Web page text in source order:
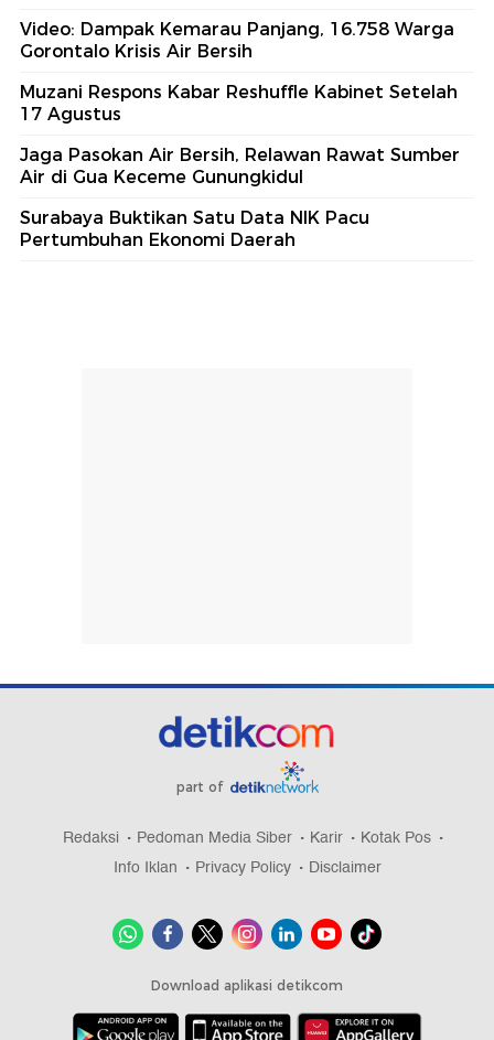
Video: Dampak Kemarau Panjang, 16.758 Warga
Gorontalo Krisis Air Bersih
Muzani Respons Kabar Reshuffle Kabinet Setelah
17 Agustus
Jaga Pasokan Air Bersih, Relawan Rawat Sumber
Air di Gua Keceme Gunungkidul
Surabaya Buktikan Satu Data NIK Pacu
Pertumbuhan Ekonomi Daerah
part of
Redaksi Pedoman Media Siber Karir
Kotak Pos
Info Iklan
Privacy Policy Disclaimer
Download aplikasi detikcom